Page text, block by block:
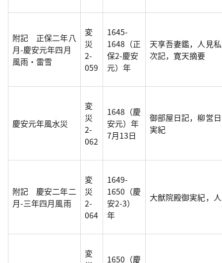
附記 正保二年八
月-慶安元年四月
風雨・雷雪
変
災
2-
059
1645-
1648（正
保2-慶安
元）年
天享吾妻鑑，人見
次記，寛天摘要
慶安元年風水災
変
災
2-
062
1648（慶
安元）年
7月13日
御部屋日記，柳営
実紀
附記 慶安二年二
月-三年四月風雨
変
災
2-
064
1649-
1650（慶
安2-3）
年
大猷院殿御実紀，
変
1650（慶